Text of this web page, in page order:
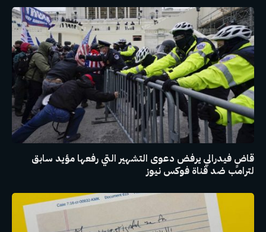
قاضٍ فيدرالي يرفض دعوى التشهير التي رفعها مؤيد سابق
لترامب ضد قناة فوكس نيوز